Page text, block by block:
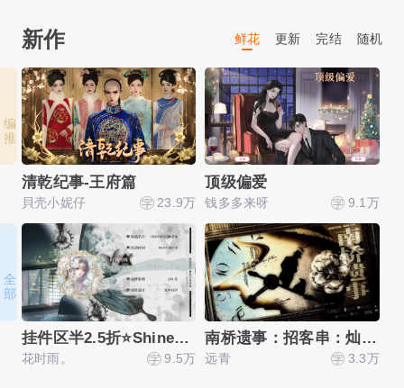
新作 鲜花 更新 完结 随机
编 推
清乾纪事-王府篇
貝壳小妮仔 23.9万
顶级偏爱
钱多多来呀 9.1万
全 部
挂件区半2.5折⭐Shine！闪耀星途
花时雨。 9.5万
南桥遗事：招客串：灿白勋仁兴
远青 3.3万